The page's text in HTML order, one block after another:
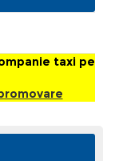
taxi pe